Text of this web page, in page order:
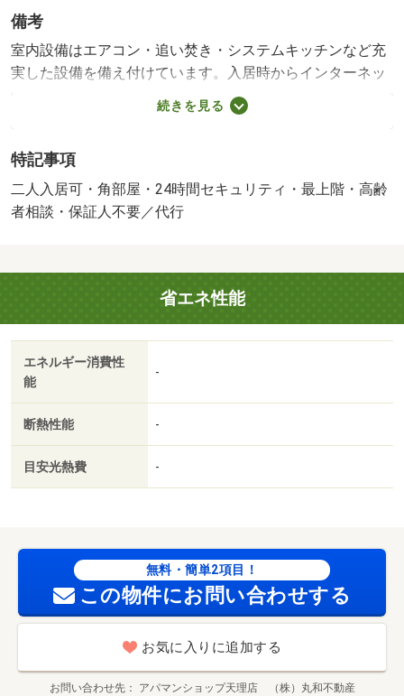
備考
室内設備はエアコン・追い焚き・システムキッチンなど充
実した設備を備え付けています。入居時からインターネッ
ト環境が整っており、オンライン授業やオンライン面接を
行うためにすぐにインターネットを使いたいという学生の
部屋で新しい生活を始めてみませんか。お車をお持ちの方
に駐車スペースを空けております。パーキングの料金は月
額５５００円でございます。駅徒歩４分の物件なので、通
ォレントインシュア 初回保証料３３，０００円、月額保
証料賃料等総額の２％）・維持費等：町内会費３５０円／
月・シャーメゾンライフＳＵＰＰＯＲＴ２４１，３２０円
／月・室内設備は洗面所独立・浴室乾燥機など大変充実し
ております。知らない人が来た時でも玄関を開ける必要が
なくなるモニター付きインターホンがあります。寒い季節
輪場：有・仲介手数料：１．１ヶ月/クリーニング特約
料 66000円/鍵交換費用 22000円
続きを見る
特記事項
二人入居可・角部屋・24時間セキュリティ・最上階・高齢
者相談・保証人不要／代行
省エネ性能
エネルギー消費性
能
-
断熱性能 -
目安光熱費 -
無料・簡単2項目！
この物件にお問い合わせする
お気に入りに追加する
お問い合わせ先 アパマンショップ天理店 （株）丸和不動産